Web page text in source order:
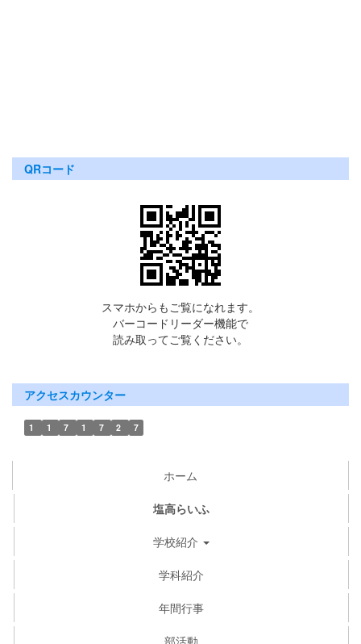
QRコード
スマホからもご覧になれます。
バーコードリーダー機能で
読み取ってご覧ください。
アクセスカウンター
1 1 7 1 7 2 7
ホーム
塩高らいふ
学校紹介
学科紹介
年間行事
部活動